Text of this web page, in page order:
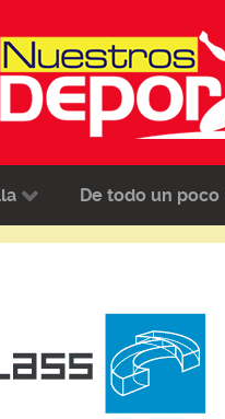
De todo un poco